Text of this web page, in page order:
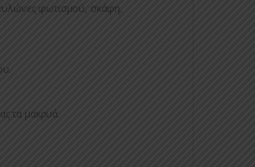
φωτισμού, σκάφη,
τα μακρυά.